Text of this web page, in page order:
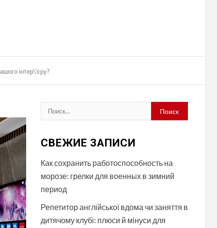
інтер\’єру?
Найти:
СВЕЖИЕ ЗАПИСИ
Как сохранить работоспособность на
морозе: грелки для военных в зимний
период
Репетитор англійської вдома чи заняття в
дитячому клубі: плюси й мінуси для